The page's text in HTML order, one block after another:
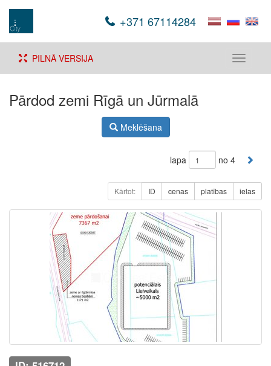
+371 67114284
Toggle
PILNĀ VERSIJA
Pārdod zemi Rīgā un Jūrmalā
Meklēšana
lapa no 4
Kārtot: ID cenas platības ielas